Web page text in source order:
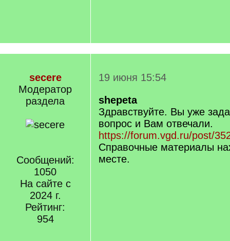
secere
Модератор
раздела
Сообщений:
1050
На сайте с
2024 г.
Рейтинг:
954
19 июня 15:54
shepeta
Здравствуйте. Вы уже
вопрос и Вам отвечали.
https://forum.vgd.ru/post/
Справочные материалы
месте.